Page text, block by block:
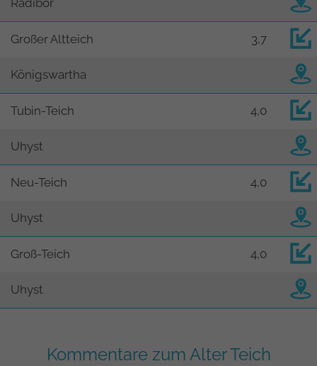
Großer Altteich 3,7
Königswartha
Tubin-Teich 4,0
Uhyst
Neu-Teich 4,0
Uhyst
Groß-Teich 4,0
Uhyst
Kommentare zum Alter Teich